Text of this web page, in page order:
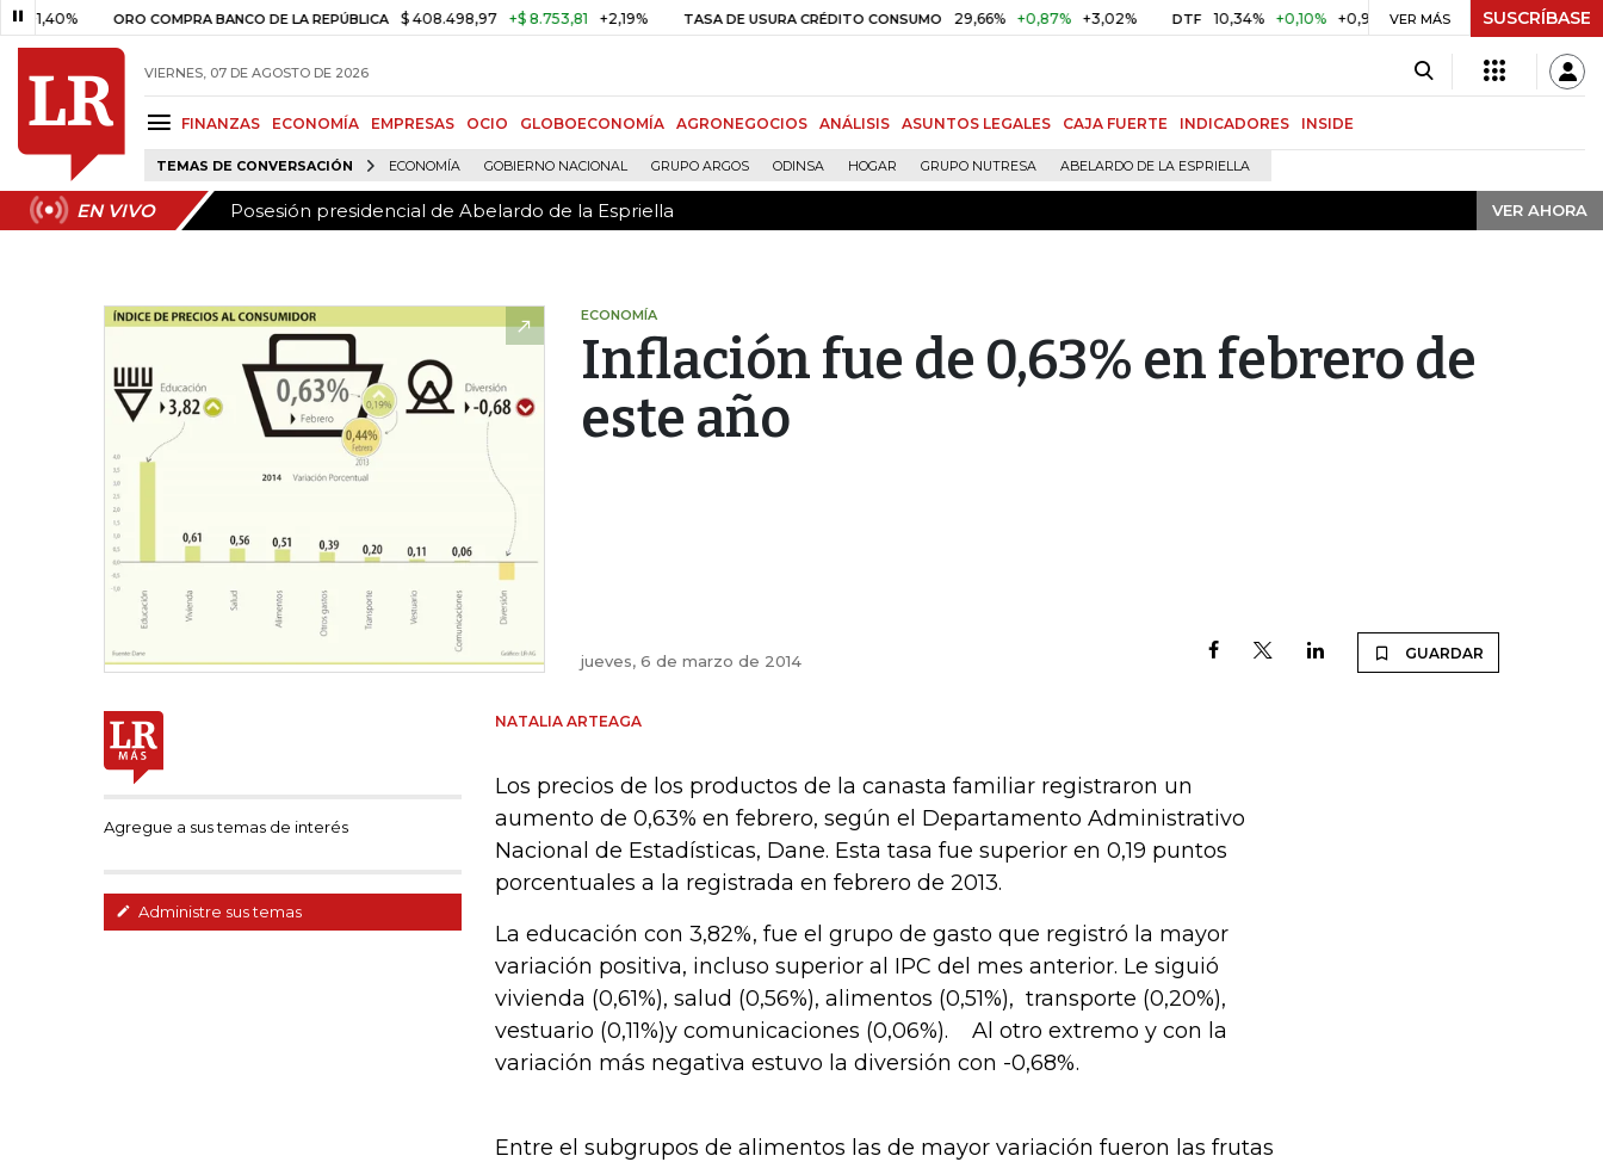
ORO COMPRA BANCO DE LA REPÚBLICA $ 408.498,97 +$ 8.753,81 +2,19% TASA DE USURA CRÉDITO CONSUMO 29,66% +0,87% +3,02% DTF 10,34% +0,10% +0,98% UVR $ 416,91 +$ 0,05 +0,01%
VER MÁS SUSCRÍBASE
VIERNES, 07 DE AGOSTO DE 2026
FINANZAS ECONOMÍA EMPRESAS OCIO GLOBOECONOMÍA AGRONEGOCIOS ANÁLISIS ASUNTOS LEGALES CAJA FUERTE INDICADORES INSIDE
TEMAS DE CONVERSACIÓN ECONOMÍA GOBIERNO NACIONAL GRUPO ARGOS ODINSA HOGAR GRUPO NUTRESA ABELARDO DE LA ESPRIELLA
EN VIVO Posesión presidencial de Abelardo de la Espriella VER AHORA
EN VIVO Posesión presidencial de Abelardo de la Espriella VER AHORA
ECONOMÍA
Inflación fue de 0,63% en febrero de
este año
jueves, 6 de marzo de 2014 GUARDAR
Agregue a sus temas de interés
Administre sus temas
NATALIA ARTEAGA
Los precios de los productos de la canasta familiar registraron un
aumento de 0,63% en febrero, según el Departamento Administrativo
Nacional de Estadísticas, Dane. Esta tasa fue superior en 0,19 puntos
porcentuales a la registrada en febrero de 2013.
La educación con 3,82%, fue el grupo de gasto que registró la mayor
variación positiva, incluso superior al IPC del mes anterior. Le siguió
vivienda (0,61%), salud (0,56%), alimentos (0,51%), transporte (0,20%),
vestuario (0,11%)y comunicaciones (0,06%). Al otro extremo y con la
variación más negativa estuvo la diversión con -0,68%.
Entre el subgrupos de alimentos las de mayor variación fueron las frutas